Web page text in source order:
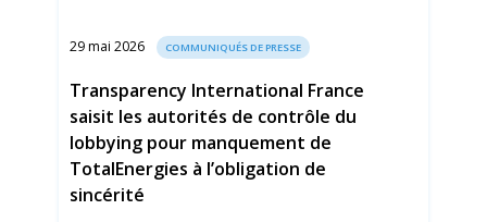
29 mai 2026 COMMUNIQUÉS DE PRESSE
Transparency International France
saisit les autorités de contrôle du
lobbying pour manquement de
TotalEnergies à l’obligation de
sincérité